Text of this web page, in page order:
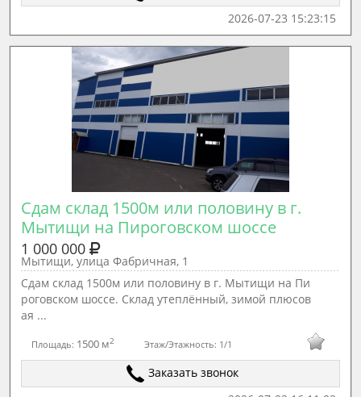
2026-07-23 15:23:15
Сдам склад 1500м или половину в г.
Мытищи на Пироговском шоссе
1 000 000
Мытищи, улица Фабричная, 1
Сдам склад 1500м или половину в г. Мытищи на Пи
роговском шоссе. Склад утеплённый, зимой плюсов
ая ...
Площадь: 1500 м2 Этаж/Этажность: 1/1
Заказать звонок